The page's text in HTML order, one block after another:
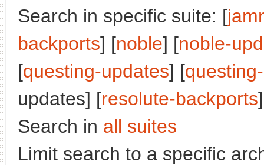
Search in specific suite: [
backports] [noble] [noble-
[questing-updates] [
updates] [resolute-backports
Search in all suites
Limit search to a specific